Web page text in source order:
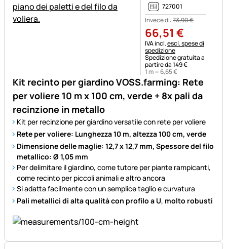
Kit recinto per giardino VOSS.farming: Rete
per voliere 10 m x 100 cm, verde + 8x pali da
recinzione in metallo
Kit per recinzione per giardino versatile con rete per voliere
Rete per voliere: Lunghezza 10 m, altezza 100 cm, verde
Dimensione delle maglie: 12,7 x 12,7 mm, Spessore del filo
metallico: Ø 1,05 mm
Per delimitare il giardino, come tutore per piante rampicanti,
come recinto per piccoli animali e altro ancora
Si adatta facilmente con un semplice taglio e curvatura
Pali metallici di alta qualità con profilo a U, molto robusti
727001
Invece di:73,90€
66,51 €
Informazioni fiscali:
IVA incl.escl. spese di
spedizione
Spedizione gratuita a
partire da 149 €
1 m = 6,65€